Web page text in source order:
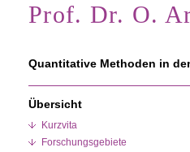
Prof. Dr. O.
Quantitative Methoden in
Übersicht
Kurzvita
Forschungsgebiete